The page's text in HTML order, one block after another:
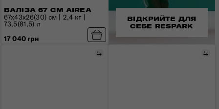
ВАЛІЗА 67 СМ AIREA
67x43x26(30) см | 2,4 кг |
73,5(81,5) л
17 040 грн
Порівняти
ВІДКРИЙТЕ ДЛЯ
СЕБЕ RESPARK